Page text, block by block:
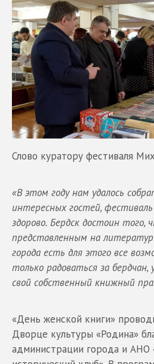
Слово куратору фестиваля
«В этом году нам удалось
интересных гостей,
здорово. Бердск достоин того,
представленным на
города есть для этого все
только радоваться за бердчан,
свой собственный книжный
«День женской книги»
Дворце культуры «Родина»
администрации города и АНО